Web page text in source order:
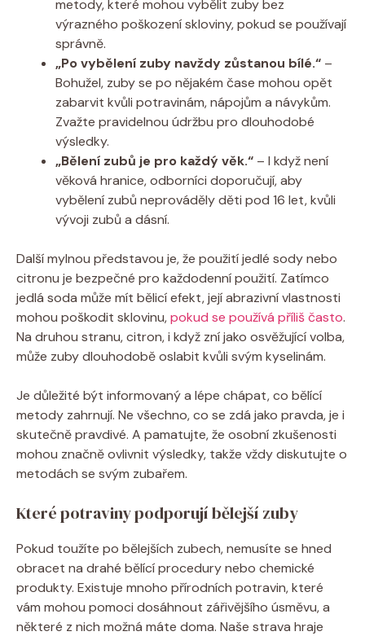
metody, které mohou vybělit zuby bez
výrazného poškození skloviny, pokud se používají
správně.
„Po vybělení zuby navždy zůstanou bílé.“ –
Bohužel, zuby se po nějakém čase mohou opět
zabarvit kvůli potravinám, nápojům a návykům.
Zvažte pravidelnou údržbu pro dlouhodobé
výsledky.
„Bělení zubů je pro každý věk.“ – I když není
věková hranice, odborníci doporučují, aby
vybělení zubů neprováděly děti pod 16 let, kvůli
vývoji zubů a dásní.
Další mylnou představou je, že použití jedlé sody nebo
citronu je bezpečné pro každodenní použití. Zatímco
jedlá soda může mít bělicí efekt, její abrazivní vlastnosti
mohou poškodit sklovinu,pokud se používá příliš často.
Na druhou stranu, citron, i když zní jako osvěžující volba,
může zuby dlouhodobě oslabit kvůli svým kyselinám.
Je důležité být informovaný a lépe chápat, co bělící
metody zahrnují. Ne všechno, co se zdá jako pravda, je i
skutečně pravdivé. A pamatujte, že osobní zkušenosti
mohou značně ovlivnit výsledky, takže vždy diskutujte o
metodách se svým zubařem.
Které potraviny podporují bělejší zuby
Pokud toužíte po bělejších zubech, nemusíte se hned
obracet na drahé bělící procedury nebo chemické
produkty. Existuje mnoho přírodních potravin, které
vám mohou pomoci dosáhnout zářivějšího úsměvu, a
některé z nich možná máte doma. Naše strava hraje